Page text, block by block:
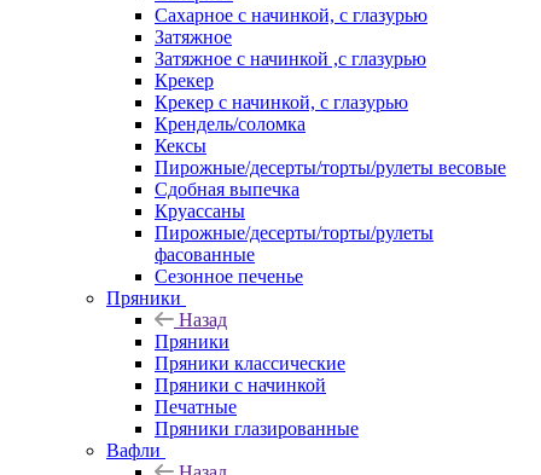
Сахарное с начинкой, с глазурью
Затяжное
Затяжное с начинкой ,с глазурью
Крекер
Крекер с начинкой, с глазурью
Крендель/соломка
Кексы
Пирожные/десерты/торты/рулеты весовые
Сдобная выпечка
Круассаны
Пирожные/десерты/торты/рулеты
фасованные
Сезонное печенье
Пряники
Назад
Пряники
Пряники классические
Пряники с начинкой
Печатные
Пряники глазированные
Вафли